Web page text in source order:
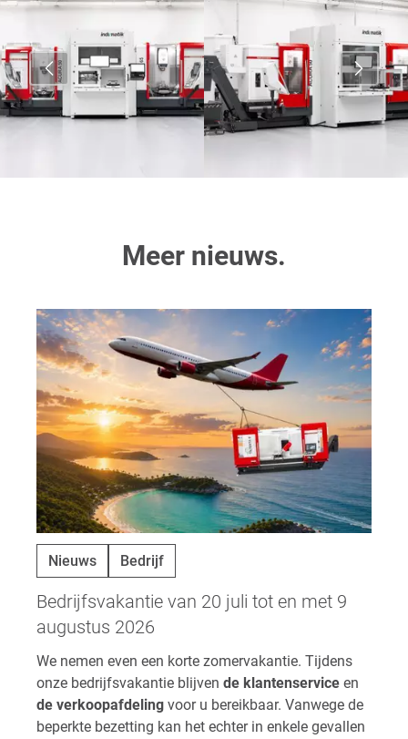
Meer nieuws.
Nieuws Bedrijf
Bedrijfsvakantie van 20 juli tot en met 9
augustus 2026
We nemen even een korte zomervakantie. Tijdens
onze bedrijfsvakantie blijven de klantenservice en
de verkoopafdeling voor u bereikbaar. Vanwege de
beperkte bezetting kan het echter in enkele gevallen